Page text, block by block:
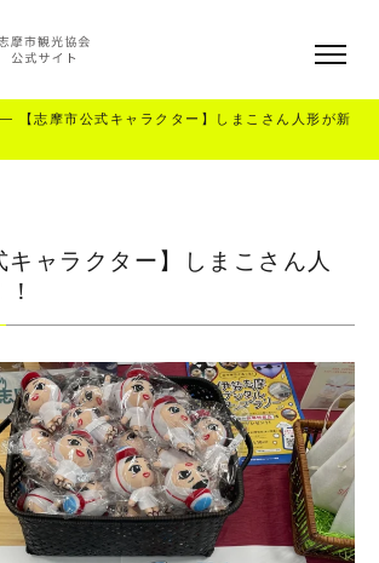
—
【志摩市公式キャラクター】しまこさん人形が新
キャラクター】しまこさん人